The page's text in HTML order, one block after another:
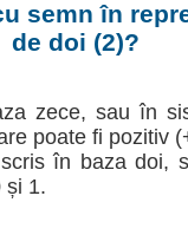
semn în
de doi (2)?
zece, sau în
poate fi pozitiv
în baza doi,
și 1.